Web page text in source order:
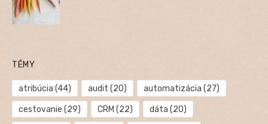
TÉMY
atribúcia (44) audit (20) automatizácia (27)
cestovanie (29) CRM (22) dáta (20)